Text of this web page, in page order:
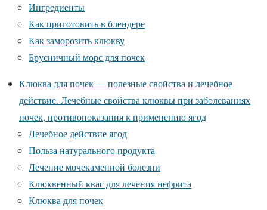
Ингредиенты
Как приготовить в блендере
Как заморозить клюкву
Брусничный морс для почек
Клюква для почек — полезные свойства и лечебное
действие. Лечебные свойства клюквы при заболеваниях
почек, противопоказания к применению ягод
Лечебное действие ягод
Польза натурального продукта
Лечение мочекаменной болезни
Клюквенный квас для лечения нефрита
Клюква для почек